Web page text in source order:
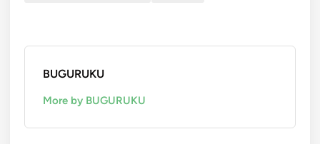
BUGURUKU
More by BUGURUKU